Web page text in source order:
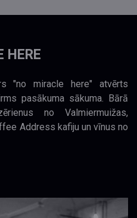
HERE
"no miracle here" atvērts
pasākuma sākuma. Bārā
no Valmiermuižas,
Address kafiju un vīnus no